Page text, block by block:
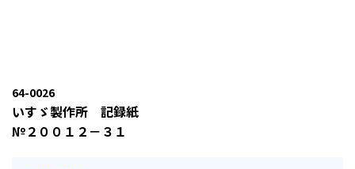
64-0026
いすゞ製作所 記録紙
№２００１２－３１